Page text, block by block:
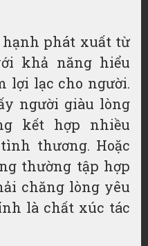
hạnh phát xuất từ
khả năng hiểu
lợi lạc cho người.
người giàu lòng
kết hợp nhiều
thương. Hoặc
thường tập hợp
chăng lòng yêu
là chất xúc tác